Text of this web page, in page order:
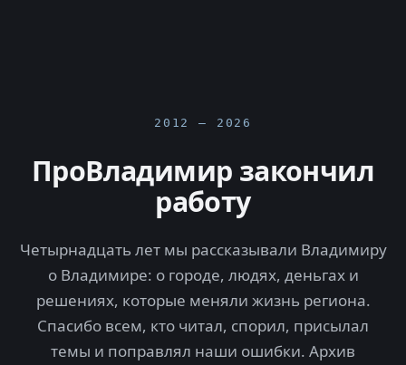
2012 — 2026
ПроВладимир закончил
работу
Четырнадцать лет мы рассказывали Владимиру
о Владимире: о городе, людях, деньгах и
решениях, которые меняли жизнь региона.
Спасибо всем, кто читал, спорил, присылал
темы и поправлял наши ошибки. Архив